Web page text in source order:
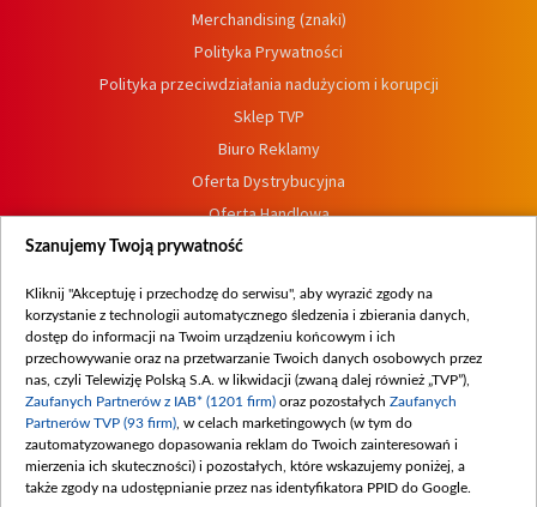
Merchandising (znaki)
Polityka Prywatności
Polityka przeciwdziałania nadużyciom i korupcji
Sklep TVP
Biuro Reklamy
Oferta Dystrybucyjna
Oferta Handlowa
Dostępność
Procedura zgłoszeń wewnętrznych
Szanujemy Twoją prywatność
Kliknij "Akceptuję i przechodzę do serwisu", aby wyrazić zgody na
korzystanie z technologii automatycznego śledzenia i zbierania danych,
dostęp do informacji na Twoim urządzeniu końcowym i ich
przechowywanie oraz na przetwarzanie Twoich danych osobowych przez
nas, czyli Telewizję Polską S.A. w likwidacji (zwaną dalej również „TVP”),
Zaufanych Partnerów z IAB* (1201 firm) oraz pozostałych Zaufanych
Partnerów TVP (93 firm) , w celach marketingowych (w tym do
zautomatyzowanego dopasowania reklam do Twoich zainteresowań i
mierzenia ich skuteczności) i pozostałych, które wskazujemy poniżej, a
także zgody na udostępnianie przez nas identyfikatora PPID do Google.